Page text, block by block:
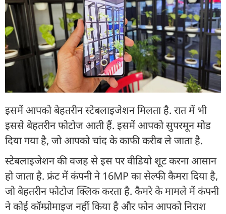
इसमें आपको बेहतरीन स्टेबलाइजेशन मिलता है. रात में भी
इससे बेहतरीन फोटोज आती हैं. इसमें आपको सुपरमून मोड
दिया गया है, जो आपको चांद के काफी करीब ले जाता है.
स्टेबलाइजेशन की वजह से इस पर वीडियो शूट करना आसान
हो जाता है. फ्रंट में कंपनी ने 16MP का सेल्फी कैमरा दिया है,
जो बेहतरीन फोटोज क्लिक करता है. कैमरे के मामले में कंपनी
ने कोई कॉम्प्रोमाइज नहीं किया है और फोन आपको निराश